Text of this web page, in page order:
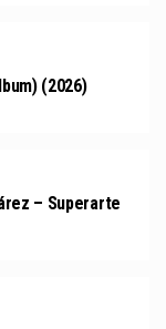
(2026)
– Superarte